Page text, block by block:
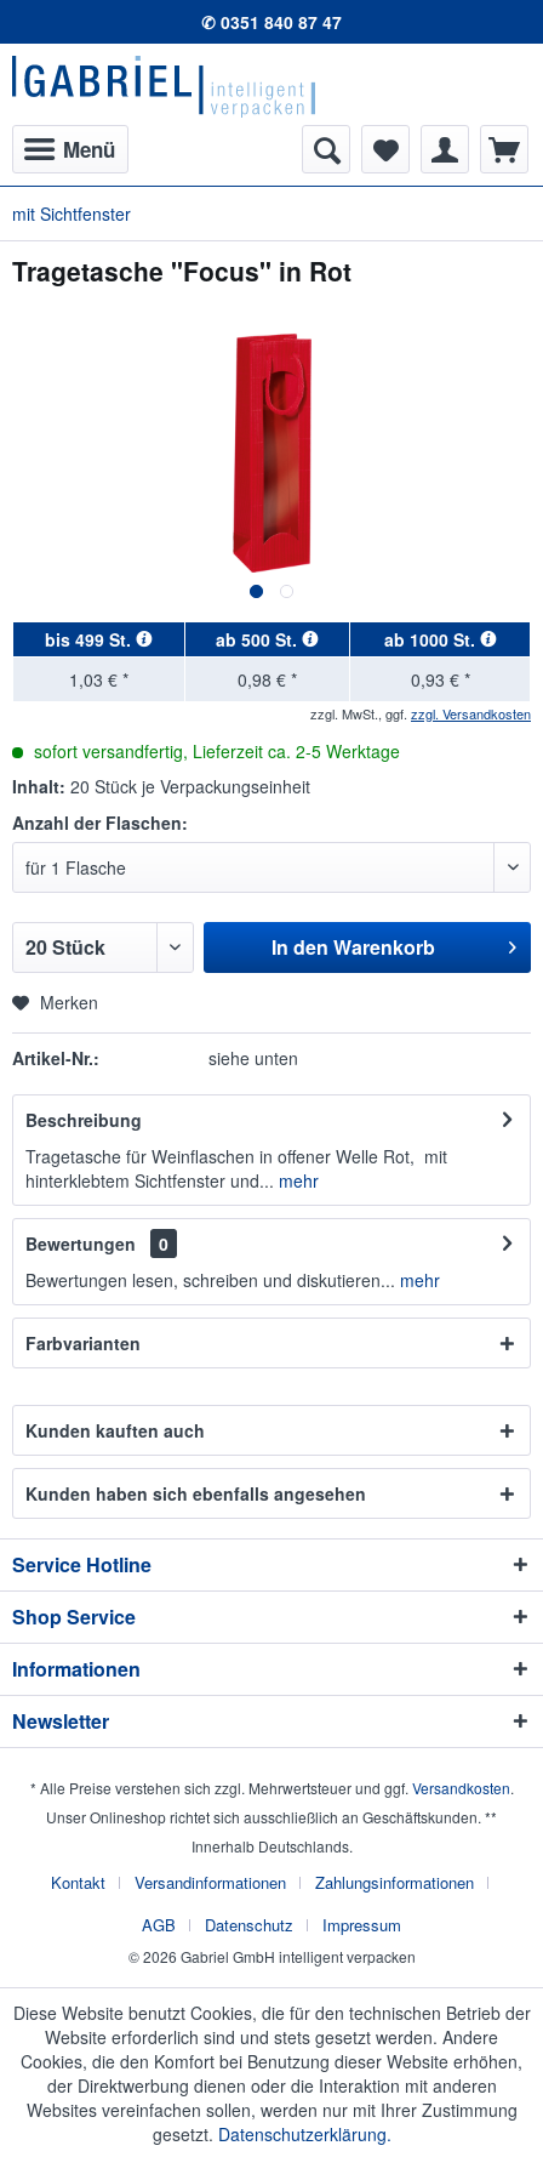
✆ 0351 840 87 47
Menü
mit Sichtfenster
Tragetasche "Focus" in Rot
bis 499 St. ab 500 St. ab 1000 St.
1,03 € *
0,98 € * 0,93 € *
zzgl. MwSt., ggf. zzgl. Versandkosten
sofort versandfertig, Lieferzeit ca. 2-5 Werktage
Inhalt: 20 Stück je Verpackungseinheit
Anzahl der Flaschen:
In den Warenkorb
Merken
Artikel-Nr.: siehe unten
Beschreibung
Tragetasche für Weinflaschen in offener Welle Rot, mit
hinterklebtem Sichtfenster und... mehr
Bewertungen
0
Bewertungen lesen, schreiben und diskutieren... mehr
Farbvarianten
Kunden kauften auch
Kunden haben sich ebenfalls angesehen
Service Hotline
Shop Service
Informationen
Newsletter
* Alle Preise verstehen sich zzgl. Mehrwertsteuer und ggf. Versandkosten.
Unser Onlineshop richtet sich ausschließlich an Geschäftskunden. **
Innerhalb Deutschlands.
Kontakt Versandinformationen
Zahlungsinformationen
AGB
Datenschutz Impressum
© 2026 Gabriel GmbH intelligent verpacken
Diese Website benutzt Cookies, die für den technischen Betrieb der
Website erforderlich sind und stets gesetzt werden. Andere
Cookies, die den Komfort bei Benutzung dieser Website erhöhen,
der Direktwerbung dienen oder die Interaktion mit anderen
Websites vereinfachen sollen, werden nur mit Ihrer Zustimmung
gesetzt. Datenschutzerklärung.